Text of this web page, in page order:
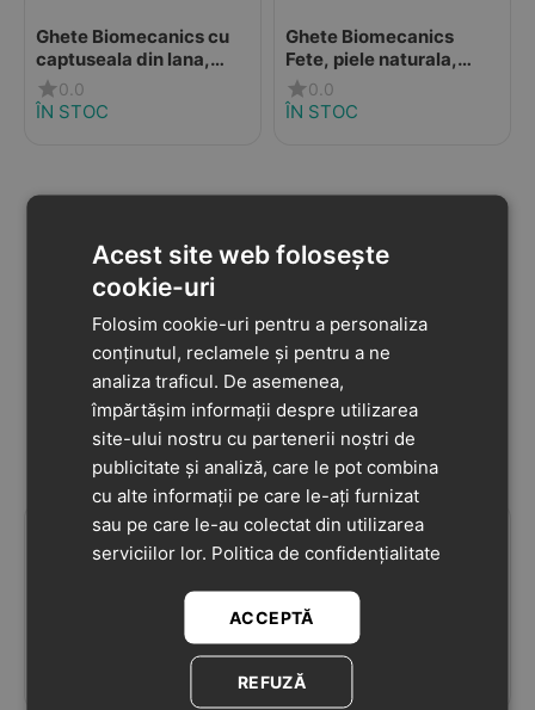
Ghete Biomecanics cu
captuseala din lana,
piele naturala, roz
0.0
ÎN STOC
Ghete Biomecanics
Fete, piele naturala,
primii pași, BioGateo,
culoare roz
0.0
ÎN STOC
lei33990 lei -30%
deschis, Biomecanics
23793 lei339 90 lei
Ghete fete, piele
naturala, Bioflow, negru,
Biomecanics
0.0
ÎN STOC
Acest site web folosește
cookie-uri
Folosim cookie-uri pentru a personaliza
conținutul, reclamele și pentru a ne
analiza traficul. De asemenea,
împărtășim informații despre utilizarea
site-ului nostru cu partenerii noștri de
publicitate și analiză, care le pot combina
cu alte informații pe care le-ați furnizat
sau pe care le-au colectat din utilizarea
serviciilor lor. Politica de confidențialitate
ACCEPTĂ
REFUZĂ